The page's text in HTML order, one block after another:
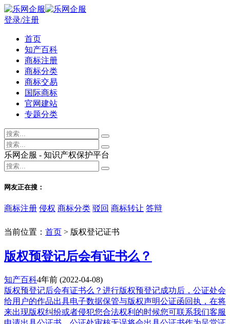
登录/注册
首页
知产百科
商标注册
商标分类
商标交易
国际商标
官网建站
专题分类
乐网企服 - 知识产权保护平台
网友正在搜：
商标注册 侵权 商标分类 驳回 商标转让 答辩
当前位置： 首页 > 版权登记证书
版权预登记后会有证书么？
知产百科4年前 (2022-04-08)
版权预登记后会有证书么？进行版权预登记成功后，公证处会
给用户的作品出具电子数据保管与版权声明公证函回执，在将
来出现版权纠纷或者侵犯您合法权利的时候您可联系我们客服